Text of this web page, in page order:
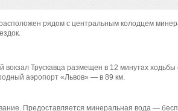
рядом с центральным колодцем
Трускавца размещен в 12 минутах ходьбы
аэропорт «Львов» — в 89 км.
Предоставляется минеральная вода —